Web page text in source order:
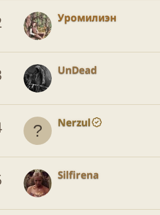
Уромилиэн
UnDead
Nerzul
Silfirena